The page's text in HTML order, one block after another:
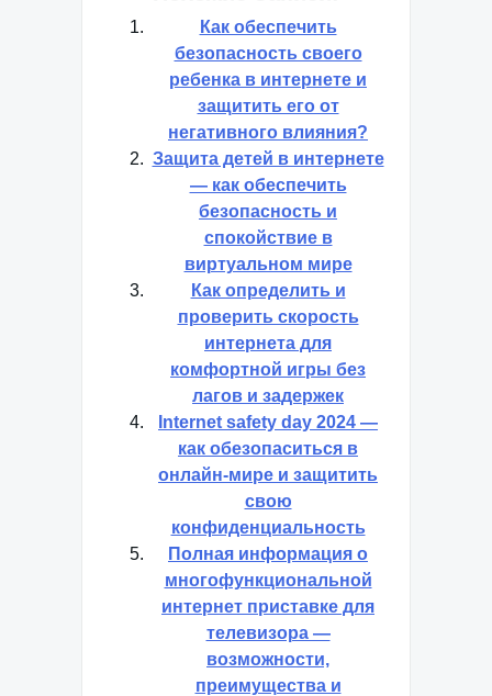
Как обеспечить
безопасность своего
ребенка в интернете и
защитить его от
негативного влияния?
Защита детей в интернете
— как обеспечить
безопасность и
спокойствие в
виртуальном мире
Как определить и
проверить скорость
интернета для
комфортной игры без
лагов и задержек
Internet safety day 2024 —
как обезопаситься в
онлайн-мире и защитить
свою
конфиденциальность
Полная информация о
многофункциональной
интернет приставке для
телевизора —
возможности,
преимущества и